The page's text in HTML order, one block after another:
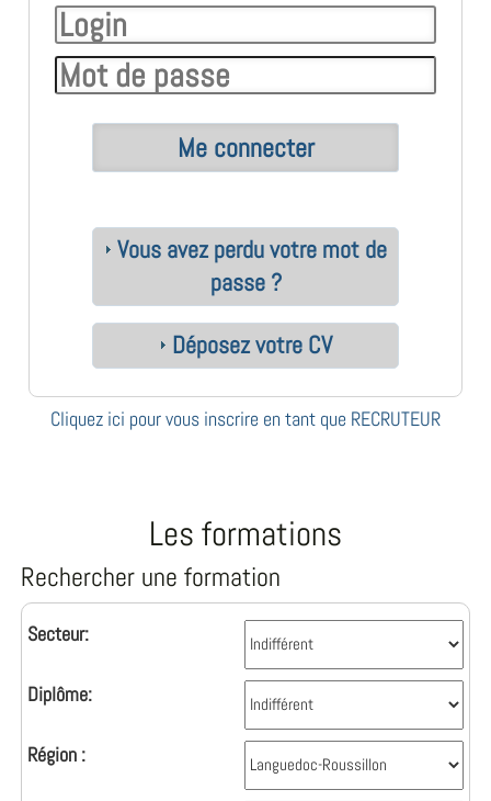
Vous avez perdu votre mot de
passe ?
Déposez votre CV
Cliquez ici pour vous inscrire en tant que RECRUTEUR
Les formations
Rechercher une formation
Secteur:
Diplôme:
Région :